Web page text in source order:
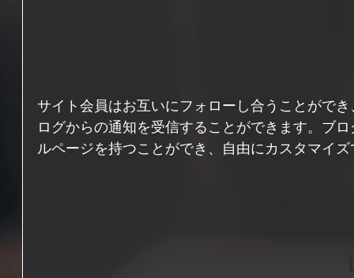
サイト会員はお互いにフォローし合うことがで
ログからの通知を受信することができます。ブ
ルページを持つことができ、自由にカスタマイ